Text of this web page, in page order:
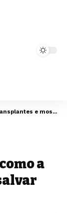
do SUS pode salvar ainda mais vidas
a